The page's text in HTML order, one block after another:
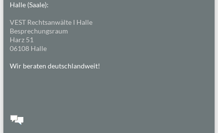
Halle (Saale):
VEST Rechtsanwälte I Halle
Besprechungsraum
Harz 51
06108 Halle
Wir beraten deutschlandweit!